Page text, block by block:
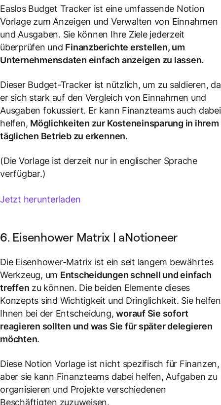
Easlos Budget Tracker ist eine umfassende Notion
Vorlage zum Anzeigen und Verwalten von Einnahmen
und Ausgaben. Sie können Ihre Ziele jederzeit
überprüfen und Finanzberichte erstellen, um
Unternehmensdaten einfach anzeigen zu lassen.
Dieser Budget-Tracker ist nützlich, um zu saldieren, da
er sich stark auf den Vergleich von Einnahmen und
Ausgaben fokussiert. Er kann Finanzteams auch dabei
helfen, Möglichkeiten zur Kosteneinsparung in ihrem
täglichen Betrieb zu erkennen.
(Die Vorlage ist derzeit nur in englischer Sprache
verfügbar.)
Jetzt herunterladen
6. Eisenhower Matrix | aNotioneer
Die Eisenhower-Matrix ist ein seit langem bewährtes
Werkzeug, um Entscheidungen schnell und einfach
treffen zu können. Die beiden Elemente dieses
Konzepts sind Wichtigkeit und Dringlichkeit. Sie helfen
Ihnen bei der Entscheidung,worauf Sie sofort
reagieren sollten und was Sie für später delegieren
möchten.
Diese Notion Vorlage ist nicht spezifisch für Finanzen,
aber sie kann Finanzteams dabei helfen, Aufgaben zu
organisieren und Projekte verschiedenen
Beschäftigten zuzuweisen.